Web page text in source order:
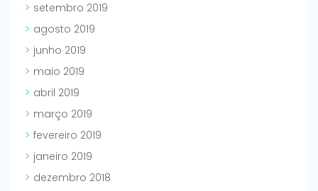
setembro 2019
agosto 2019
junho 2019
maio 2019
abril 2019
março 2019
fevereiro 2019
janeiro 2019
dezembro 2018